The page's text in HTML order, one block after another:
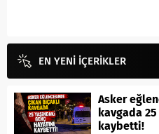
EN YENİ İÇERİKLER
Asker
kavgada
kaybetti!